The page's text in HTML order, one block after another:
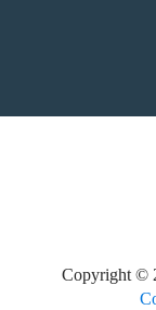
Copyright ©